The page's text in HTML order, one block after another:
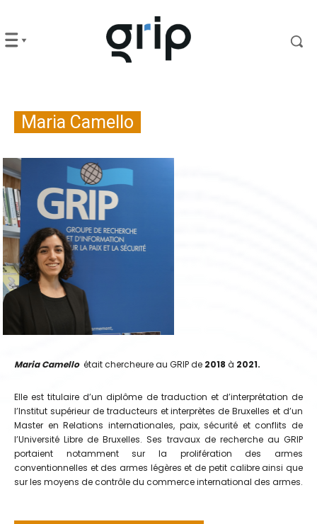
Maria Camello
Maria Camelloétait chercheure au GRIP de 2018 à 2021.
Elle est titulaire d’un diplôme de traduction et d’interprétation de
l’Institut supérieur de traducteurs et interprètes de Bruxelles et d’un
Master en Relations internationales, paix, sécurité et conflits de
l’Université Libre de Bruxelles. Ses travaux de recherche au GRIP
portaient notamment sur la prolifération des armes
conventionnelles et des armes légères et de petit calibre ainsi que
sur les moyens de contrôle du commerce international des armes.